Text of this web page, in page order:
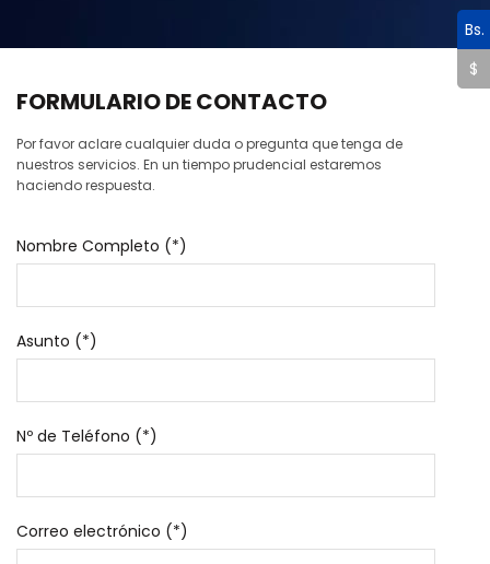
FORMULARIO DE CONTACTO
Por favor aclare cualquier duda o pregunta que tenga de
nuestros servicios. En un tiempo prudencial estaremos
haciendo respuesta.
Nombre Completo (*)
Asunto (*)
Nº de Teléfono (*)
Correo electrónico (*)
Bs.
$